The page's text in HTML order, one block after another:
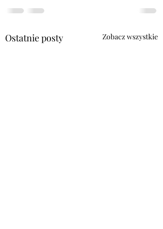
Ostatnie posty Zobacz wszystkie